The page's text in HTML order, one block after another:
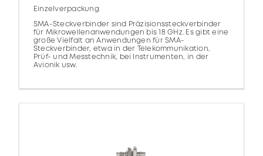
Einzelverpackung
SMA-Steckverbinder sind Präzisionssteckverbinder
für Mikrowellenanwendungen bis 18 GHz. Es gibt eine
große Vielfalt an Anwendungen für SMA-
Steckverbinder, etwa in der Telekommunikation,
Prüf- und Messtechnik, bei Instrumenten, in der
Avionik usw.